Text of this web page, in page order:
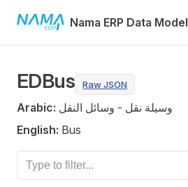
Skip to contentNama ERP Data Model
EDBus Raw JSON
Arabic: وسيلة نقل - وسائل النقل
English: Bus